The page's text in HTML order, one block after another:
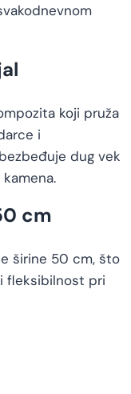
koji pruža
i
dug vek
cm
širine 50 cm, što
fleksibilnost pri